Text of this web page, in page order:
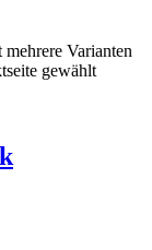
Varianten
gewählt